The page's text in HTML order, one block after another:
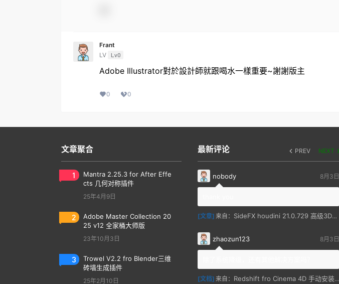
Frant
LV Lv0
Adobe Illustrator對於設計師就跟喝水一樣重要~謝謝版主
0 0
文章聚合
1
Mantra 2.25.3 for After Effe
cts 几何对称插件
25年4月9日
2
Adobe Master Collection 20
25 v12 全家桶大师版
23年10月3日
3
Trowel V2.2 fro Blender三维
砖墙生成插件
25年2月10日
最新评论 PREV NEXT
nobody 8月3日
[文章] 来自： SideFX houdini 21.0.729 高级3D特效软件
zhaozun123 8月3日
[文档] 来自： Redshift fro Cinema 4D 手动安装教程